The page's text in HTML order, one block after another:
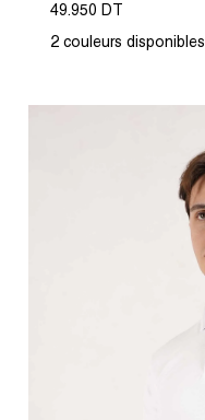
49.950 DT
2 couleurs disponibles